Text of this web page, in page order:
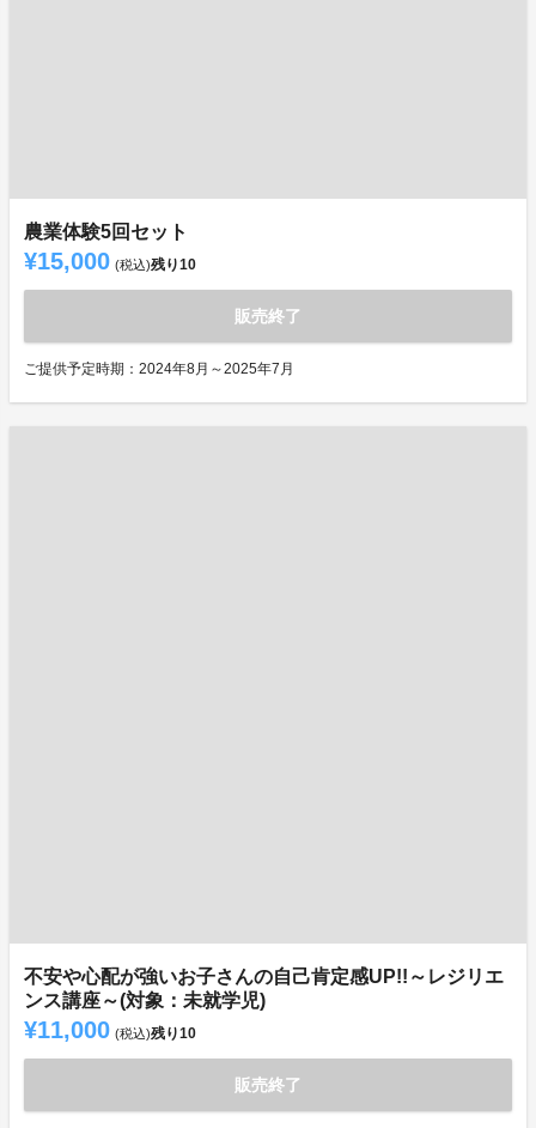
農業体験5回セット
¥15,000 (税込)残り10
販売終了
ご提供予定時期：2024年8月～2025年7月
不安や心配が強いお子さんの自己肯定感UP!!～レジリエ
ンス講座～(対象：未就学児)
¥11,000 (税込)残り10
販売終了